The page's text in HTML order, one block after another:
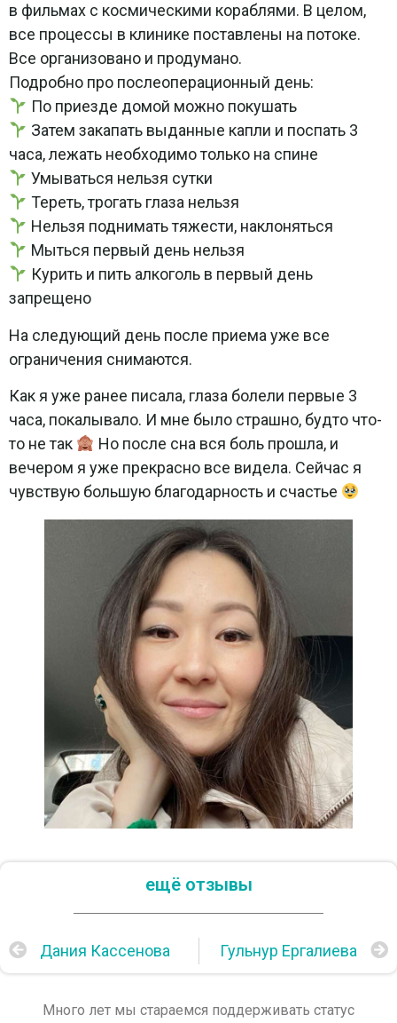
в фильмах с космическими кораблями. В целом,
все процессы в клинике поставлены на потоке.
Все организовано и продумано.
Подробно про послеоперационный день:
По приезде домой можно покушать
Затем закапать выданные капли и поспать 3
часа, лежать необходимо только на спине
Умываться нельзя сутки
Тереть, трогать глаза нельзя
Нельзя поднимать тяжести, наклоняться
Мыться первый день нельзя
Курить и пить алкоголь в первый день
запрещено
На следующий день после приема уже все
ограничения снимаются.
Как я уже ранее писала, глаза болели первые 3
часа, покалывало. И мне было страшно, будто что-
то не так
Но после сна вся боль прошла, и
вечером я уже прекрасно все видела. Сейчас я
чувствую большую благодарность и счастье
ещё отзывы
Дания Кассенова Гульнур Ергалиева
Много лет мы стараемся поддерживать статус